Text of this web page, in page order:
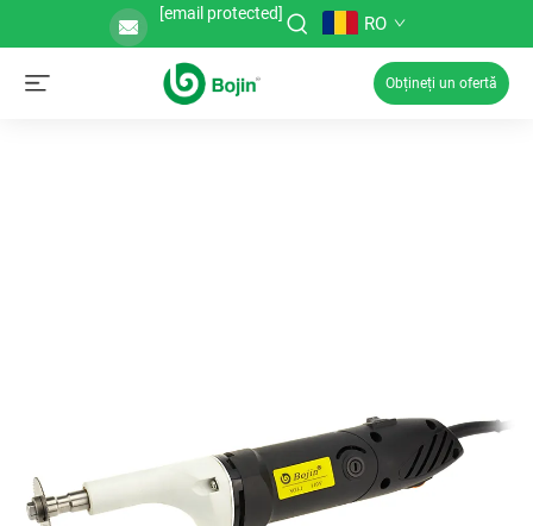
[email protected] RO
Obțineți un ofertă